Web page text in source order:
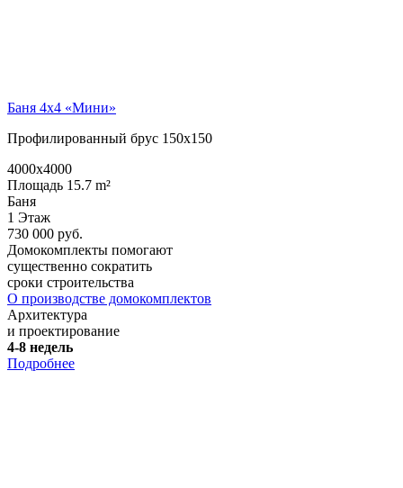
Баня 4х4 «Мини»
Профилированный брус 150х150
4000x4000
Площадь 15.7 m²
Баня
1 Этаж
730 000 руб.
Домокомплекты помогают
существенно сократить
сроки строительства
О производстве домокомплектов
Архитектура
и проектирование
4-8 недель
Подробнее